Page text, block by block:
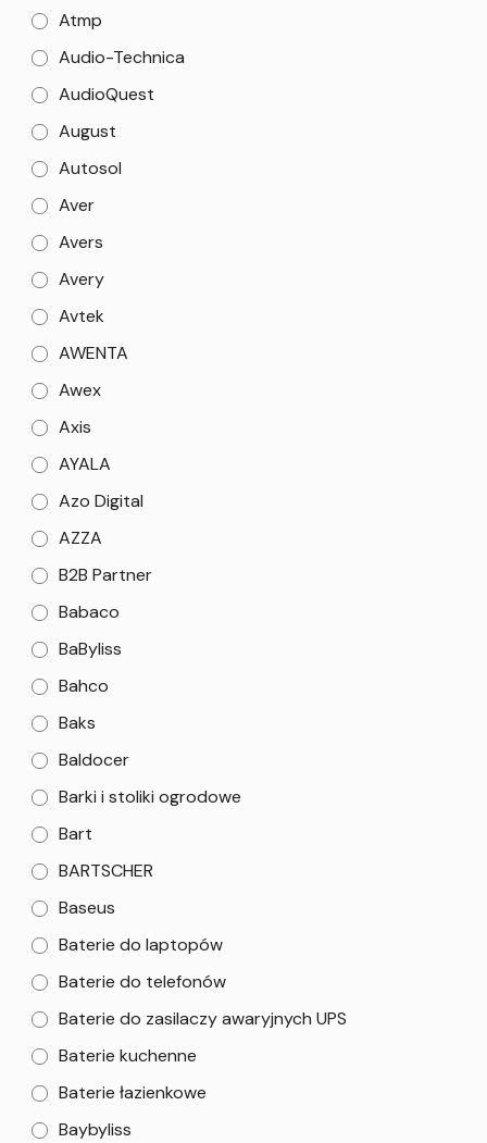
Atmp
Audio-Technica
AudioQuest
August
Autosol
Aver
Avers
Avery
Avtek
AWENTA
Awex
Axis
AYALA
Azo Digital
AZZA
B2B Partner
Babaco
BaByliss
Bahco
Baks
Baldocer
Barki i stoliki ogrodowe
Bart
BARTSCHER
Baseus
Baterie do laptopów
Baterie do telefonów
Baterie do zasilaczy awaryjnych UPS
Baterie kuchenne
Baterie łazienkowe
Baybyliss